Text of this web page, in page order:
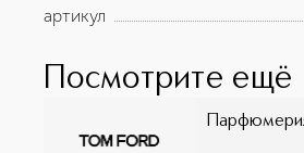
артикул
Посмотрите ещё